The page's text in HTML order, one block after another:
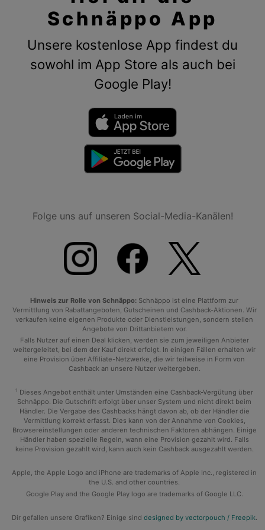
Schnäppo App
Unsere kostenlose App findest du
sowohl im App Store als auch bei
Google Play!
Folge uns auf unseren Social-Media-Kanälen!
Hinweis zur Rolle von Schnäppo: Schnäppo ist eine Plattform zur
Vermittlung von Rabattangeboten, Gutscheinen und Cashback-Aktionen. Wir
verkaufen keine eigenen Produkte oder Dienstleistungen, sondern stellen
Angebote von Drittanbietern vor.
Falls Nutzer auf einen Deal klicken, werden sie zum jeweiligen Anbieter
weitergeleitet, bei dem der Kauf direkt erfolgt. In einigen Fällen erhalten wir
eine Provision über Affiliate-Netzwerke, die wir teilweise in Form von
Cashback an unsere Nutzer weitergeben.
1 Dieses Angebot enthält unter Umständen eine Cashback-Vergütung über
Schnäppo. Die Gutschrift erfolgt über unser System und nicht direkt beim
Händler. Die Vergabe des Cashbacks hängt davon ab, ob der Händler die
Vermittlung korrekt erfasst. Dies kann von der Annahme von Cookies,
Browsereinstellungen oder anderen technischen Faktoren abhängen. Einige
Händler haben spezielle Regeln, wann eine Provision gezahlt wird. Falls
keine Provision gezahlt wird, kann auch kein Cashback ausgezahlt werden.
Apple, the Apple Logo and iPhone are trademarks of Apple Inc., registered in
the U.S. and other countries.
Google Play and the Google Play logo are trademarks of Google LLC.
Dir gefallen unsere Grafiken? Einige sind designed by vectorpouch / Freepik.